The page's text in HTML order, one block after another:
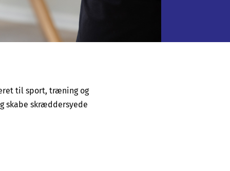
til sport, træning og
skabe skræddersyede